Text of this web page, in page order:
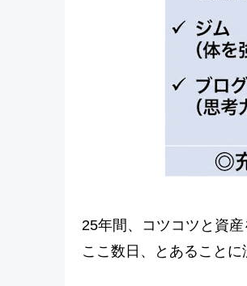
25年間、コツコツと資
ここ数日、とあること